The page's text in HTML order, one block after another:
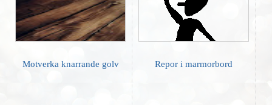
Motverka knarrande golv Repor i marmorbord